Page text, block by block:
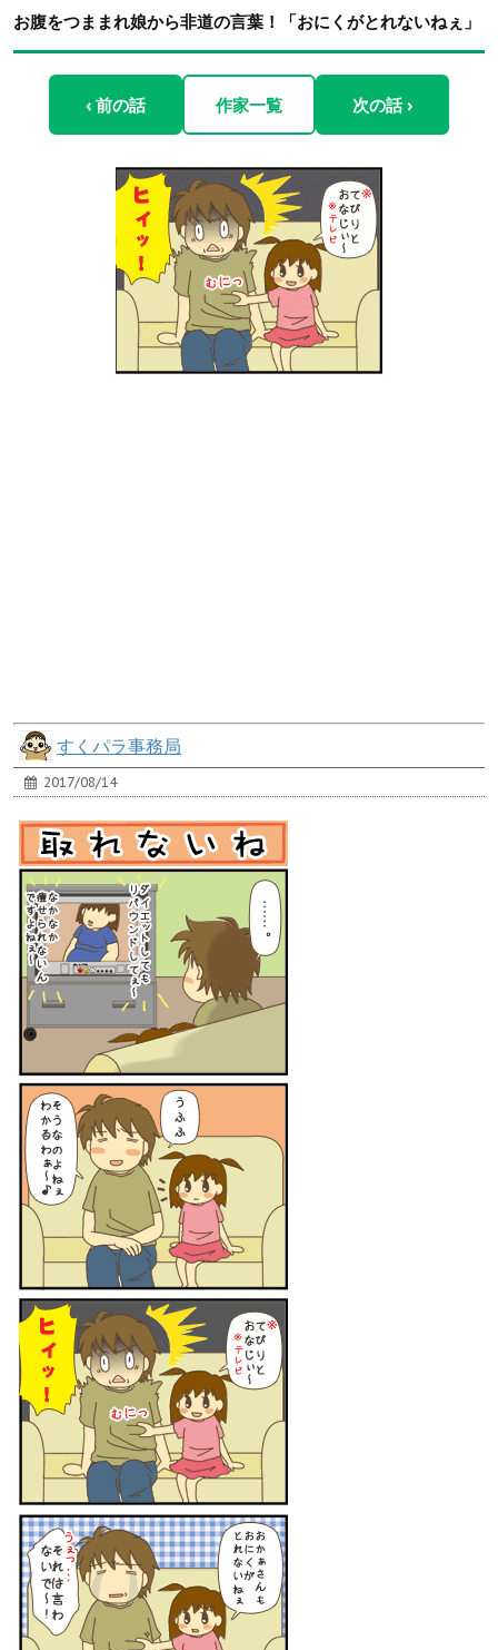
お腹をつままれ娘から非道の言葉！「おにくがとれないねぇ」
‹ 前の話 作家一覧 次の話 ›
すくパラ事務局
2017/08/14